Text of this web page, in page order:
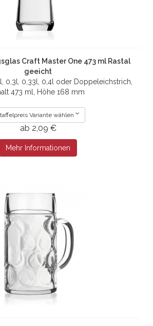
Craft Master One 473 ml Rastal
geeicht
0,3l, 0,33l, 0,4l oder Doppeleichstrich,
473 ml, Höhe 168 mm
Variante wählen
ab 2,09 €
Mehr Informationen